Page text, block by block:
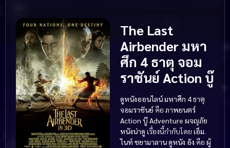
The Last
Airbender มหา
ศึก 4 ธาตุ จอม
ราชันย์ Action บู๊
ดูหนังออนไลน์ มหาศึก 4 ธาตุ
จอมราชันย์คือ ภาพยนตร์
Action บู๊Adventure ผจญภัย
หนังน่าดู เรื่องนี้กำกับโดย เอ็ม.
ไนท์ ชยามาลานดูหนัง อัง คือ ผู้